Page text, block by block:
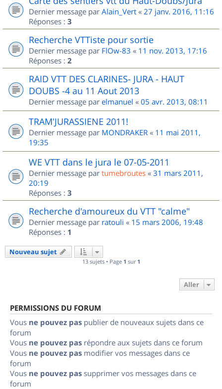
Dernier message par Alain_Vert « 27 janv. 2016, 11:16
Réponses : 3
Recherche VTTiste pour sortie
Dernier message par FlOw-83 « 11 nov. 2013, 17:16
Réponses : 2
RAID VTT DES CLARINES- JURA - HAUT
DOUBS -4 au 11 Aout 2013
Dernier message par elmanuel « 05 avr. 2013, 08:11
TRAM'JURASSIENE 2011!
Dernier message par MONDRAKER « 11 mai 2011,
19:35
WE VTT dans le jura le 07-05-2011
Dernier message par tumebroutes « 31 mars 2011,
20:19
Réponses : 3
Recherche d'amoureux du VTT "calme"
Dernier message par ratouli « 15 mars 2006, 19:48
Réponses : 1
Nouveau sujet
13 sujets • Page 1 sur 1
Aller
PERMISSIONS DU FORUM
Vous ne pouvez pas publier de nouveaux sujets dans ce
forum
Vous ne pouvez pas répondre aux sujets dans ce forum
Vous ne pouvez pas modifier vos messages dans ce
forum
Vous ne pouvez pas supprimer vos messages dans ce
forum